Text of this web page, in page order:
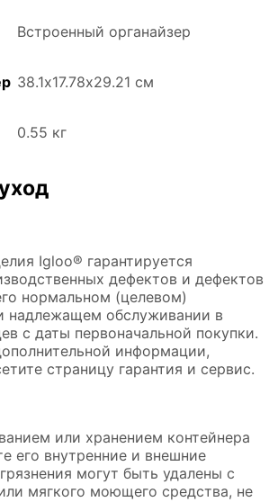
Встроенный органайзер
38.1х17.78х29.21 см
0.55 кг
Igloo® гарантируется
дефектов и дефектов
нормальном (целевом)
надлежащем обслуживании в
с даты первоначальной покупки.
информации,
страницу гарантия и сервис.
или хранением контейнера
его внутренние и внешние
могут быть удалены с
мягкого моющего средства, не